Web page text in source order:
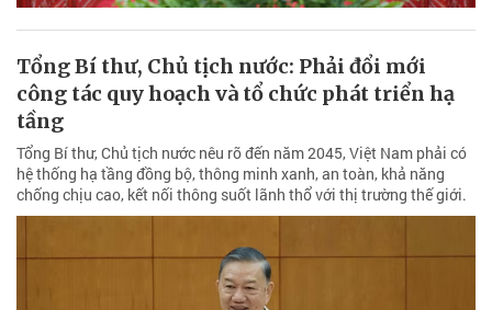
Tổng Bí thư, Chủ tịch nước: Phải đổi mới
công tác quy hoạch và tổ chức phát triển hạ
tầng
Tổng Bí thư, Chủ tịch nước nêu rõ đến năm 2045, Việt Nam phải có
hệ thống hạ tầng đồng bộ, thông minh xanh, an toàn, khả năng
chống chịu cao, kết nối thông suốt lãnh thổ với thị trường thế giới.